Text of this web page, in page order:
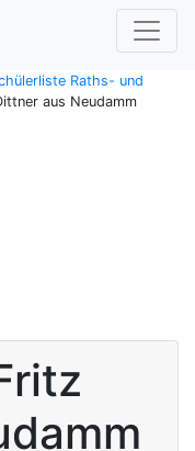
Raths- und
aus Neudamm